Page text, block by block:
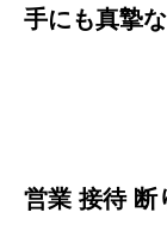
手にも真摯
営業 接待 断